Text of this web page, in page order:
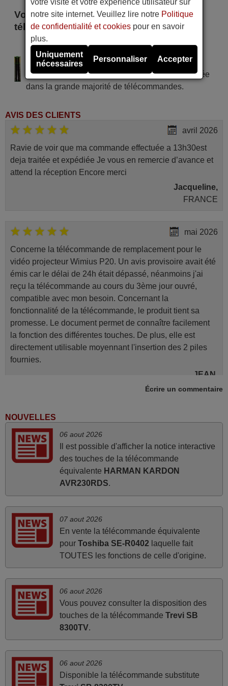
Voici certains modèles qui utilisent cette
télécommande
THUNDER MAX SRC 5893
Alimentation : 2 piles type AAA
Pile alcaline type AAA LR06 tension 1,5 V utilisée
dans la grande majorité de télécommandes.
AVIS DES CLIENTS
avril 2026
Ravie de voir que ma commande effectuée a 13h30est
deja traitée et expédiée Je vous en remercie d’avance et
attend la réception Encore merci
Jacqueline,
FRANCE
mai 2026
Concerne la télécommande de remplacement pour le
vidéo projecteur Wimius P20. Un avis provisoire avait été
émis car le délai de 24h était dépassé, néanmoins j'ai
reçu la télécommande au cours du 3ème jour ouvré,
compatible avec mon besoin. Concernant la
fonctionnalité de la télécommande, le produit tient sa
promesse. Le document permet de connaître facilement
la fonction des différentes touches. De plus, elle est
directement utilisable moyennant l'insertion des 2 piles
fournies.
JEAN,
FRANCE
Je suis très content de cet achat. Cette télécommande est
d'une efficacité étonnante. Alors que la télécommande
d'origine ne fonctionnait plus (probablement le LED à
changer), et que certains boutons sur le Combiné Radio-
K7-DVD étaient inopérants. Voilà de quoi donner une
seconde vie à mes deux Panasonic haut de gamme des
années 90
FRANCE
mars 2026
La telecommande fonctionne tres bien, et service rapide
super.
Frank,
Super Service
Écrire un commentaire
NOUVELLES
06 aout 2026
Il est possible d'afficher la notice interactive
des touches de la télécommande
équivalente HARMAN KARDON
AVR230RDS.
07 aout 2026
En vente la télécommande équivalente
pour Toshiba SE-R0402 laquelle fait
TOUTES les fonctions de celle d'origine.
06 aout 2026
Vous pouvez consulter la disposition des
touches de la télécommande Trevi SB
8300TV.
06 aout 2026
Disponible la télécommande substitute
votre visite et votre expérience utilisateur sur
notre site internet. Veuillez lire notre Politique
de confidentialité et cookies pour en savoir
plus.
Uniquement
nécessaires
Personnaliser Accepter